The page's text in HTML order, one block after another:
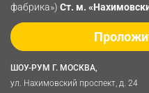
ШОУ-РУМ Г. МОСКВА,
ул. Нахимовский проспект, д. 24
фабрика») Ст. м.